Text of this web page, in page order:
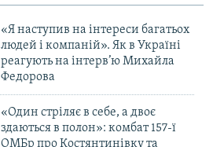
«Я наступив на інтереси багатьох
людей і компаній». Як в Україні
реагують на інтерв’ю Михайла
Федорова
«Один стріляє в себе, а двоє
здаються в полон»: комбат 157-ї
ОМБр про Костянтинівку та